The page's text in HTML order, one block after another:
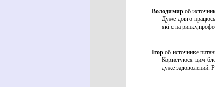
Володимир об
Дуже довго
які є на
Ігор об источнике
Користуюся цим
дуже задоволений.